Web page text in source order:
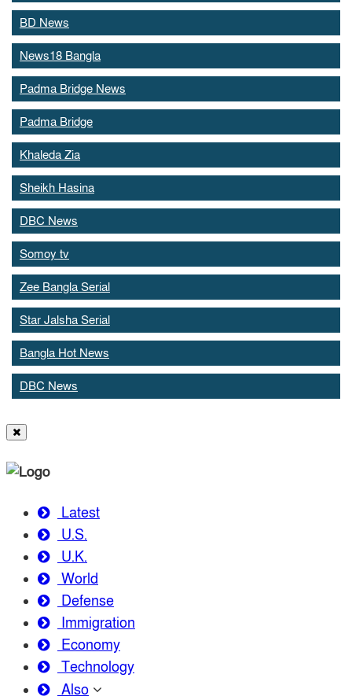
BD News
News18 Bangla
Padma Bridge News
Padma Bridge
Khaleda Zia
Sheikh Hasina
DBC News
Somoy tv
Zee Bangla Serial
Star Jalsha Serial
Bangla Hot News
DBC News
Latest
U.S.
U.K.
World
Defense
Immigration
Economy
Technology
Also